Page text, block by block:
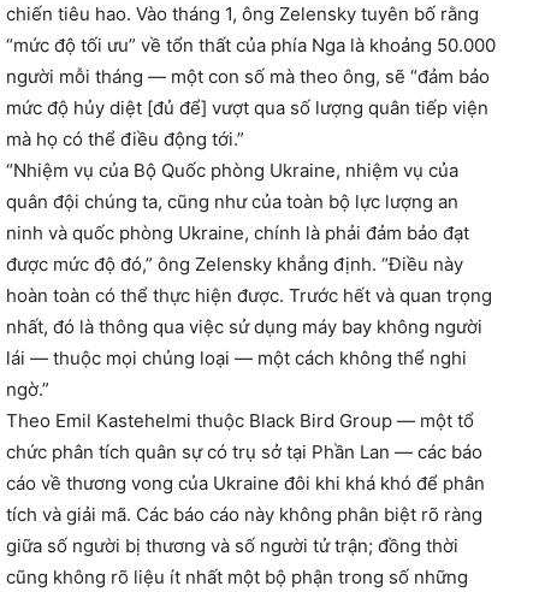
chiến tiêu hao. Vào tháng 1, ông Zelensky tuyên bố rằng
“mức độ tối ưu” về tổn thất của phía Nga là khoảng 50.000
người mỗi tháng — một con số mà theo ông, sẽ “đảm bảo
mức độ hủy diệt [đủ để] vượt qua số lượng quân tiếp viện
mà họ có thể điều động tới.”
“Nhiệm vụ của Bộ Quốc phòng Ukraine, nhiệm vụ của
quân đội chúng ta, cũng như của toàn bộ lực lượng an
ninh và quốc phòng Ukraine, chính là phải đảm bảo đạt
được mức độ đó,” ông Zelensky khẳng định. “Điều này
hoàn toàn có thể thực hiện được. Trước hết và quan trọng
nhất, đó là thông qua việc sử dụng máy bay không người
lái — thuộc mọi chủng loại — một cách không thể nghi
ngờ.”
Theo Emil Kastehelmi thuộc Black Bird Group — một tổ
chức phân tích quân sự có trụ sở tại Phần Lan — các báo
cáo về thương vong của Ukraine đôi khi khá khó để phân
tích và giải mã. Các báo cáo này không phân biệt rõ ràng
giữa số người bị thương và số người tử trận; đồng thời
cũng không rõ liệu ít nhất một bộ phận trong số những